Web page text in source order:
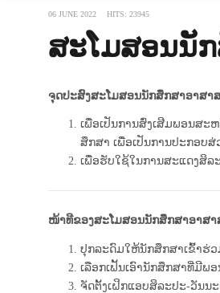
06 JUNE 2022 HITS: 23945
ສະໂມສອນນັ
ຈຸດປະສົງສະໂມສອນນັກສຶກສາອາສ
ເພື່ອເປັນການສົ່ງເສີມພອນສ
ສຶກສາ ເພື່ອເປັນການປະກອບ
ເພື່ອຮັບໃຊ້ໃນການສະແດງສິ
ໜ້າທີຂອງສະໂມສອນນັກສຶກສາອາສ
ປຸກລະດົມໃຫ້ນັກສຶກສາເຂົ້າຮ່
ເລືອກເຟັ້ນເອົານັກສຶກສາທີ່ມີ
ຈັດຕັ້ງເຝິກແອບສິລະປະ-ວັນນ